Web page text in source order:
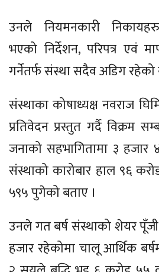
उनले नियमनकारी
भएको निर्देशन, परिपत्र एवं
गर्नेतर्फ संस्था सदैव अडिग रहेको
संस्थाका कोषाध्यक्ष नवराज
प्रतिवेदन प्रस्तुत गर्दै विक्रम
जनाको सहभागितामा ३
संस्थाको कारोबार हाल ९६
५९५ पुगेको बताए ।
उनले गत बर्ष संस्थाको शेयर
हजार रहेकोमा चालू आर्थिक